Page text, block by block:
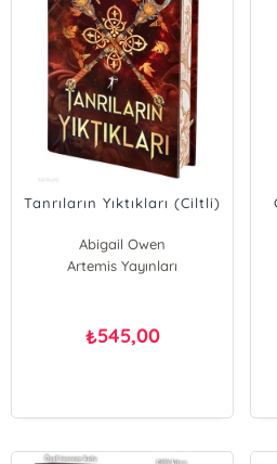
Tanrıların Yıktıkları (Ciltli)
Abigail Owen
Artemis Yayınları
₺545,00